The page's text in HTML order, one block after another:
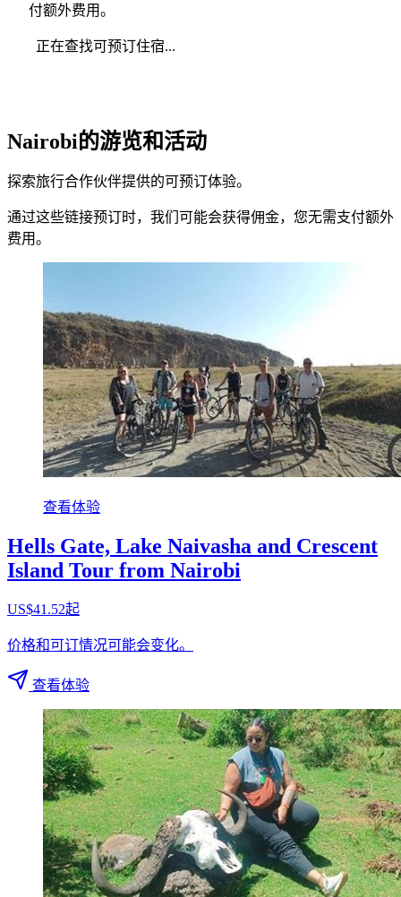
付额外费用。
正在查找可预订住宿...
Nairobi的游览和活动
探索旅行合作伙伴提供的可预订体验。
通过这些链接预订时，我们可能会获得佣金，您无需支付额外
费用。
查看体验
Hells Gate, Lake Naivasha and Crescent
Island Tour from Nairobi
US$41.52起
价格和可订情况可能会变化。
查看体验